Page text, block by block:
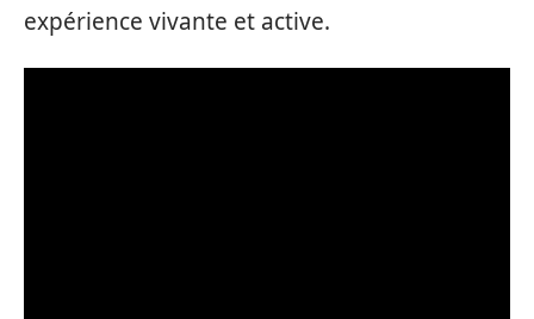
expérience vivante et active.